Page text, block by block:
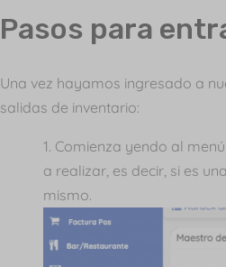
Pasos para
Una vez hayamos ingresado a
salidas de inventario:
Comienza yendo al
a realizar, es decir, si es
mismo.